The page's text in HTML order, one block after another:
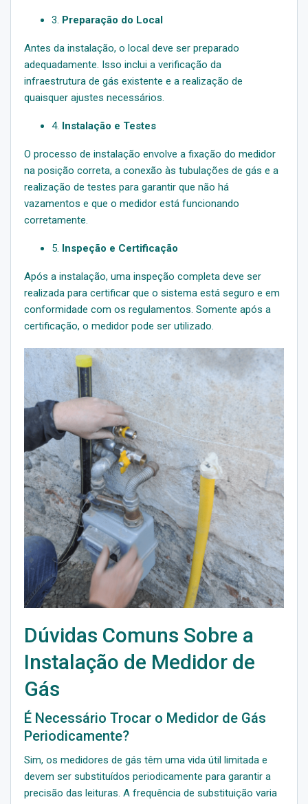
3. Preparação do Local
Antes da instalação, o local deve ser preparado
adequadamente. Isso inclui a verificação da
infraestrutura de gás existente e a realização de
quaisquer ajustes necessários.
4. Instalação e Testes
O processo de instalação envolve a fixação do medidor
na posição correta, a conexão às tubulações de gás e a
realização de testes para garantir que não há
vazamentos e que o medidor está funcionando
corretamente.
5. Inspeção e Certificação
Após a instalação, uma inspeção completa deve ser
realizada para certificar que o sistema está seguro e em
conformidade com os regulamentos. Somente após a
certificação, o medidor pode ser utilizado.
Dúvidas Comuns Sobre a
Instalação de Medidor de
Gás
É Necessário Trocar o Medidor de Gás
Periodicamente?
Sim, os medidores de gás têm uma vida útil limitada e
devem ser substituídos periodicamente para garantir a
precisão das leituras. A frequência de substituição varia